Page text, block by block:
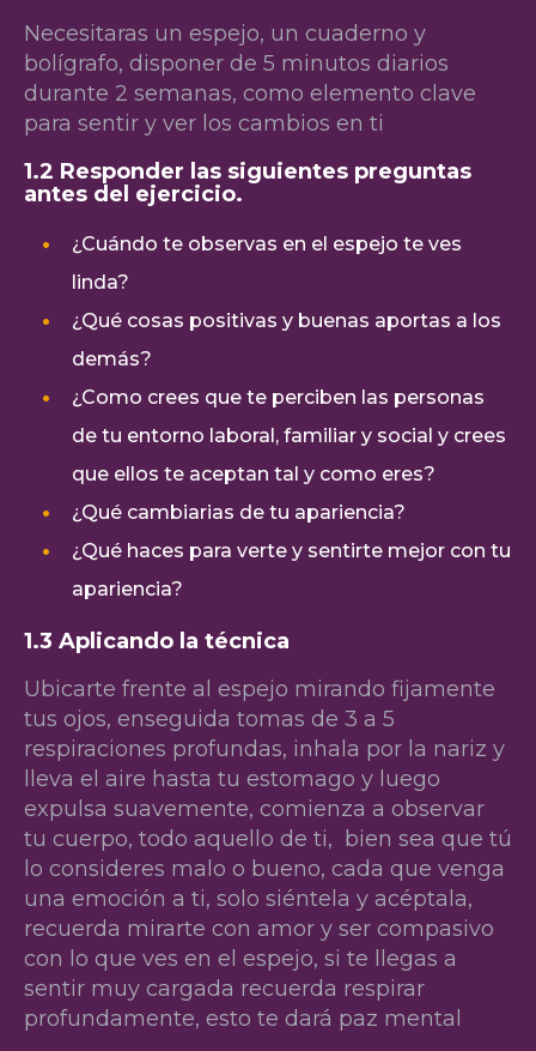
Necesitaras un espejo, un cuaderno y
bolígrafo, disponer de 5 minutos diarios
durante 2 semanas, como elemento clave
para sentir y ver los cambios en ti
1.2 Responder las siguientes preguntas
antes del ejercicio.
¿Cuándo te observas en el espejo te ves
linda?
¿Qué cosas positivas y buenas aportas a los
demás?
¿Como crees que te perciben las personas
de tu entorno laboral, familiar y social y crees
que ellos te aceptan tal y como eres?
¿Qué cambiarias de tu apariencia?
¿Qué haces para verte y sentirte mejor con tu
apariencia?
1.3 Aplicando la técnica
Ubicarte frente al espejo mirando fijamente
tus ojos, enseguida tomas de 3 a 5
respiraciones profundas, inhala por la nariz y
lleva el aire hasta tu estomago y luego
expulsa suavemente, comienza a observar
tu cuerpo, todo aquello de ti, bien sea que tú
lo consideres malo o bueno, cada que venga
una emoción a ti, solo siéntela y acéptala,
recuerda mirarte con amor y ser compasivo
con lo que ves en el espejo, si te llegas a
sentir muy cargada recuerda respirar
profundamente, esto te dará paz mental